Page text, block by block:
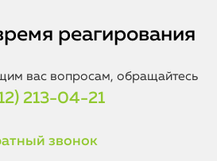
что предотвращает возможные
реагирования
вас вопросам, обращайтесь
213-04-21
звонок